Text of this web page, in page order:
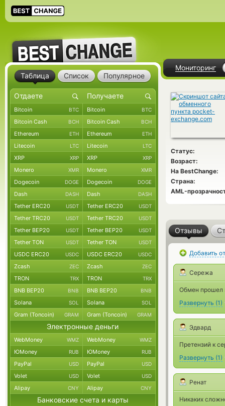
Мониторинг
Статус:
Возраст:
На BestChange:
Страна:
AML-
Отзывы
Добавить
Сережа
Обмен прошел
Развернуть (1)
Эдвард
Претензий к
Развернуть (1)
Ренат
Никаких
Таблица Список Популярное
Bitcoin BTC Bitcoin BTC
Bitcoin Cash BCH Bitcoin Cash BCH
Ethereum ETH Ethereum ETH
Litecoin LTC Litecoin LTC
XRP XRP XRP XRP
Monero XMR Monero XMR
Dogecoin DOGE Dogecoin DOGE
Dash DASH Dash DASH
Tether ERC20 USDT Tether ERC20 USDT
Tether TRC20 USDT Tether TRC20 USDT
Tether BEP20 USDT Tether BEP20 USDT
Tether TON USDT Tether TON USDT
USDC ERC20 USDC USDC ERC20 USDC
Zcash ZEC Zcash ZEC
TRON TRX TRON TRX
BNB BEP20 BNB BNB BEP20 BNB
Solana SOL Solana SOL
Gram (Toncoin) GRAM Gram (Toncoin) GRAM
Электронные деньги
WebMoney WMZ WebMoney WMZ
ЮMoney RUB ЮMoney RUB
PayPal USD PayPal USD
Volet USD Volet USD
Alipay CNY Alipay CNY
Банковские счета и карты